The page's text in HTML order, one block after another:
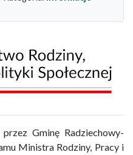
Gminę Radziechowy-
Ministra Rodziny, Pracy i